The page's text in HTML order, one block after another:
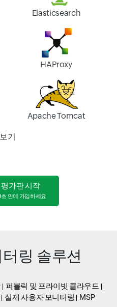
Elasticsearch
HAProxy
Apache Tomcat
기
가판 시작
안에 가입하세요
링 솔루션
퍼블릭 및 프라이빗 클라우드
실제 사용자 모니터링 MSP